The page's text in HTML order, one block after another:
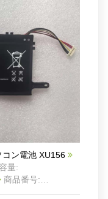
コン電池 XU156
商品番号: